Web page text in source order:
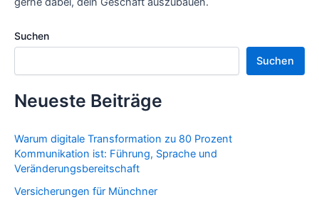
Suchen
Suchen
Neueste Beiträge
Warum digitale Transformation zu 80 Prozent
Kommunikation ist: Führung, Sprache und
Veränderungsbereitschaft
Versicherungen für Münchner